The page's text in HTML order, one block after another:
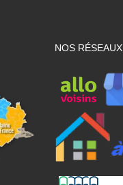
NOS RÉSEAUX